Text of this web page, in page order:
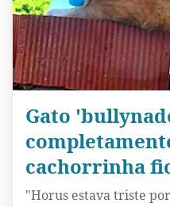
Gato
cachorrinha
"Horus estava triste